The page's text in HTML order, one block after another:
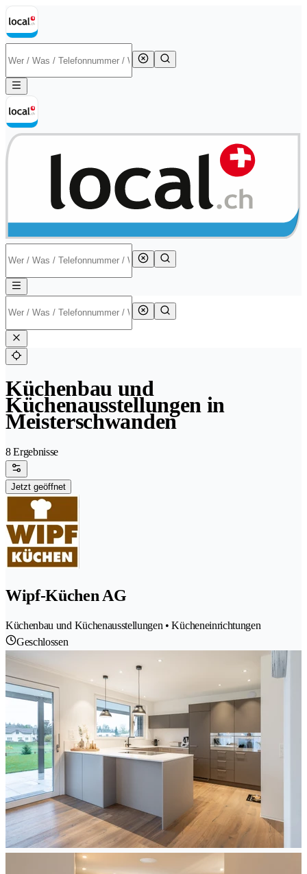
Küchenbau und
Küchenausstellungen in
Meisterschwanden
8 Ergebnisse
Jetzt geöffnet
Wipf-Küchen AG
Küchenbau und Küchenausstellungen • Kücheneinrichtungen
Geschlossen